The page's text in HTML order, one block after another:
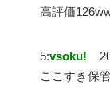
高評価
5:vsoku!
ここすき保